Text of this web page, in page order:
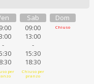
-
per
Sab
09:00
13:00
-
15:30
18:30
Chiuso per
pranzo
Dom
Chiuso